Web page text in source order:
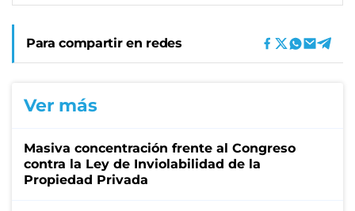
Para compartir en redes
Ver más
Masiva concentración frente al Congreso
contra la Ley de Inviolabilidad de la
Propiedad Privada